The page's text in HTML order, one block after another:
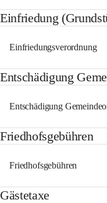
Einfriedung
Einfriedungsverordnung
Entschädigung
Entschädigung
Friedhofsgebühren
Friedhofsgebühren
Gästetaxe